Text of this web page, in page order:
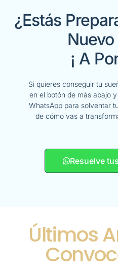
¿Estás
¡ A
Si quieres conseguir tu
en el botón de más abajo
WhatsApp para solventar
de cómo vas a
Resuelve
Últimos